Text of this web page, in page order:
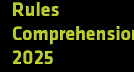
Rules
2025